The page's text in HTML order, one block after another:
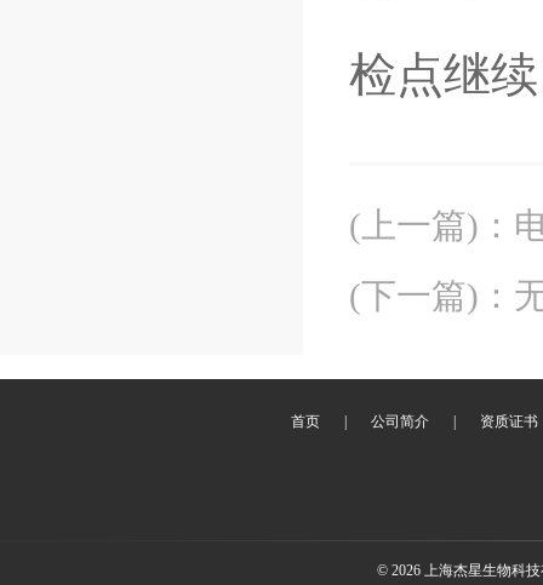
检点继
(上一篇) ：
(下一篇) ：
首页 公司简介 资质证书
© 2026 上海杰星生物科